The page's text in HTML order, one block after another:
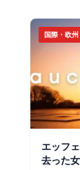
国際・欧州
エッフ
去った